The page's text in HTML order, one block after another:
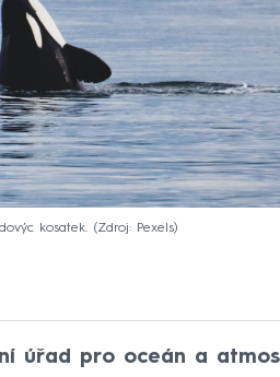
kosatek. Zdroj: Pexels
úřad pro oceán a